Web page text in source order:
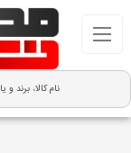
ثبت نام